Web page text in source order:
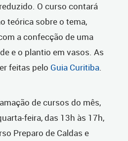
O curso contará
teórica sobre o tema,
a confecção de uma
e o plantio em vasos. As
feitas pelo Guia Curitiba.
de cursos do mês,
feira, das 13h às 17h,
Preparo de Caldas e